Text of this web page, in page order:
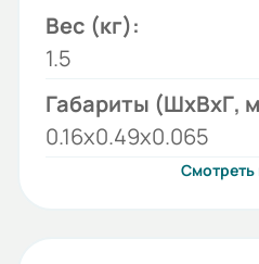
Вес (кг):
1.5
Габариты (ШхВхГ,
0.16x0.49x0.065
Смотреть